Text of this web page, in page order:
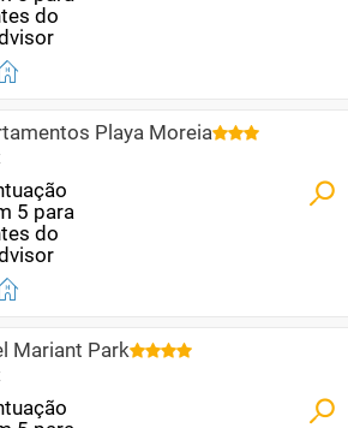
Playa Moreia
Mariant Park